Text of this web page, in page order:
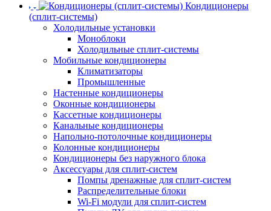
Кондиционеры
(сплит-системы)
Холодильные установки
Моноблоки
Холодильные сплит-системы
Мобильные кондиционеры
Климатизаторы
Промышленные
Настенные кондиционеры
Оконные кондиционеры
Кассетные кондиционеры
Канальные кондиционеры
Напольно-потолочные кондиционеры
Колонные кондиционеры
Кондиционеры без наружного блока
Аксессуары для сплит-систем
Помпы дренажные для сплит-систем
Распределительные блоки
Wi-Fi модули для сплит-систем